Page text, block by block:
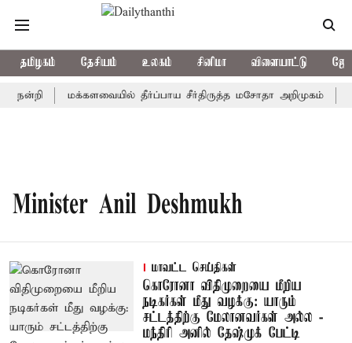
தமிழகம் தேசியம் உலகம் சினிமா விளையாட்டு
நன்றி மக்களவையில் தீர்ப்பாய சீர்திருத்த மசோதா அறிமுகம்
Minister Anil Deshmukh
மாவட்ட செய்திகள்
கொரோனா விதிமுறையை மீறிய
நடிகர்கள் மீது வழக்கு: யாரும்
சட்டத்திற்கு மேலானவர்கள் அல்ல -
மந்திரி அனில் தேஷ்முக் பேட்டி